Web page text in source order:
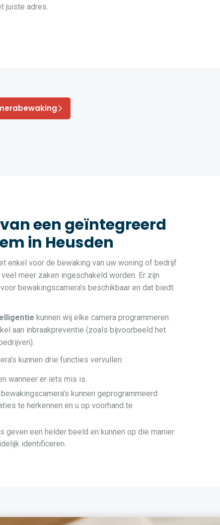
juiste adres.
een geïntegreerd
in Heusden
enkel voor de bewaking van uw woning of bedrijf
meer zaken ingeschakeld worden. Er zijn
bewakingscamera’s beschikbaar en dat biedt
kunnen wij elke camera programmeren
aan inbraakpreventie (zoals bijvoorbeeld het
kunnen drie functies vervullen:
wanneer er iets mis is.
kunnen geprogrammeerd
te herkennen en u op voorhand te
geven een helder beeld en kunnen op die manier
identificeren.